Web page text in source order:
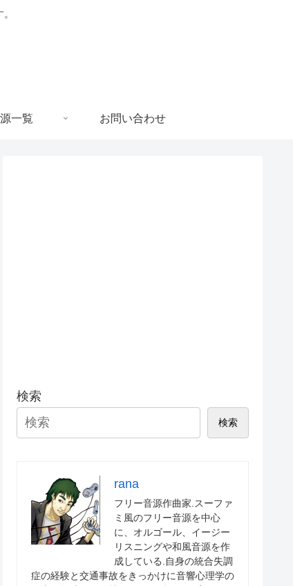
一覧 お問い合わせ
検索
検索
rana
フリー音源作曲家.スーファ
ミ風のフリー音源を中心
に、オルゴール、イージー
リスニングや和風音源を作
成している.自身の統合失調
症の経験と交通事故をきっかけに音響心理学の